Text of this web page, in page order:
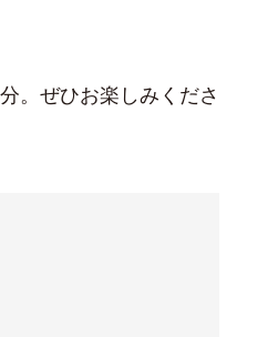
。ぜひお楽しみくださ